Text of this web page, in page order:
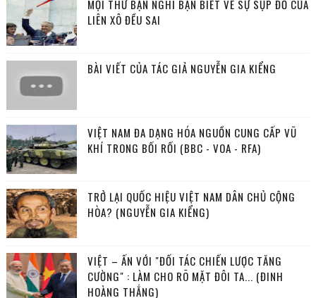
MỌI THỨ BẠN NGHĨ BẠN BIẾT VỀ SỰ SỤP ĐỔ CỦA
LIÊN XÔ ĐỀU SAI
BÀI VIẾT CỦA TÁC GIẢ NGUYỄN GIA KIỂNG
VIỆT NAM ĐA DẠNG HÓA NGUỒN CUNG CẤP VŨ
KHÍ TRONG BỐI RỐI (BBC - VOA - RFA)
TRỞ LẠI QUỐC HIỆU VIỆT NAM DÂN CHỦ CỘNG
HÒA? (NGUYỄN GIA KIỂNG)
VIỆT – ẤN VỚI "ĐỐI TÁC CHIẾN LƯỢC TĂNG
CƯỜNG" : LÀM CHO RÕ MẶT ĐÔI TA... (ĐINH
HOÀNG THẮNG)